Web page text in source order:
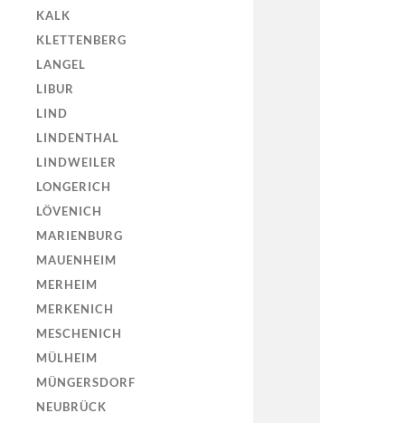
KALK
KLETTENBERG
LANGEL
LIBUR
LIND
LINDENTHAL
LINDWEILER
LONGERICH
LÖVENICH
MARIENBURG
MAUENHEIM
MERHEIM
MERKENICH
MESCHENICH
MÜLHEIM
MÜNGERSDORF
NEUBRÜCK